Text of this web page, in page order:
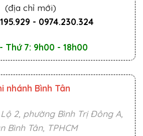
(địa chỉ mới)
- 0974.230.324
Thứ 7: 9h00 - 18h00
nhánh Bình Tân
2, phường Bình Trị Đông A,
Bình Tân, TPHCM